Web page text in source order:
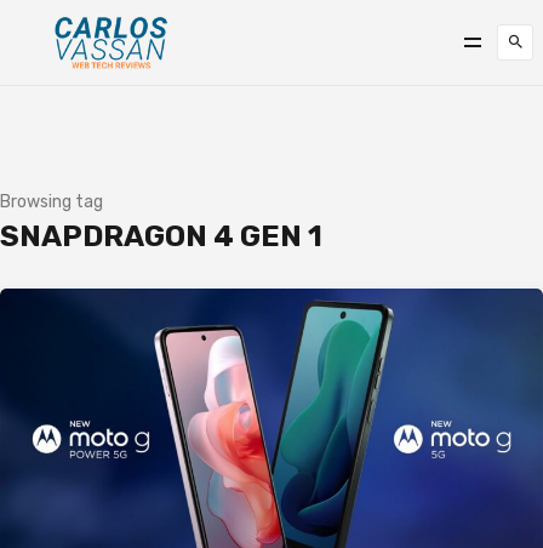
Browsing tag
SNAPDRAGON 4 GEN 1